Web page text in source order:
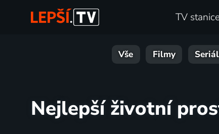
TV
Vše Filmy
Nejlepší životní